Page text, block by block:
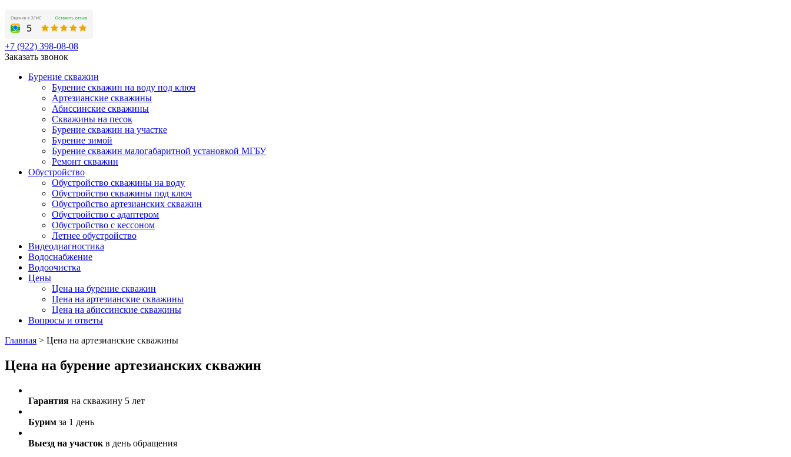
+7 (922) 398-08-08
Заказать звонок
Бурение скважин
Бурение скважин на воду под ключ
Артезианские скважины
Абиссинские скважины
Скважины на песок
Бурение скважин на участке
Бурение зимой
Бурение скважин малогабаритной установкой МГБУ
Ремонт скважин
Обустройство
Обустройство скважины на воду
Обустройство скважины под ключ
Обустройство артезианских скважин
Обустройство с адаптером
Обустройство с кессоном
Летнее обустройство
Видеодиагностика
Водоснабжение
Водоочистка
Цены
Цена на бурение скважин
Цена на артезианские скважины
Цена на абиссинские скважины
Вопросы и ответы
Главная > Цена на артезианские скважины
Цена на бурение артезианских скважин
Гарантия на скважину 5 лет
Бурим за 1 день
Выезд на участок в день обращения